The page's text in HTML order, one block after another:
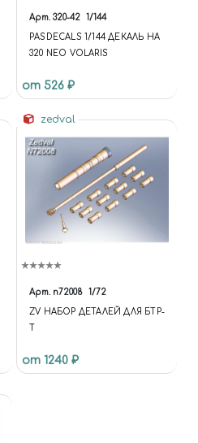
'CODE': CODE, 'IBLOCK':
IBLOCK })); } });
UNIVERSE.BASKET.ON('UPDATE
UNIVERSE.COMPARE.ON('UPDA
TE', UPDATE);
BX.ADDCUSTOMEVENT('ONFR
AMEDATARECEIVED', UPDATE);
BX.READY(UPDATE); })($, INTEC);
Арт. 320-42 1/144
PASDECALS 1/144 ДЕКАЛЬ НА
320 NEO VOLARIS
от 526 ₽
zedval
Арт. n72008 1/72
ZV НАБОР ДЕТАЛЕЙ ДЛЯ БТР-
Т
от 1240 ₽